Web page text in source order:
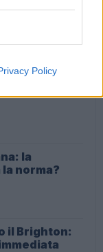
Policy
la
norma?
il Brighton: